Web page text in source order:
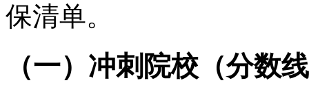
保清单。
（一）冲刺院校（分数